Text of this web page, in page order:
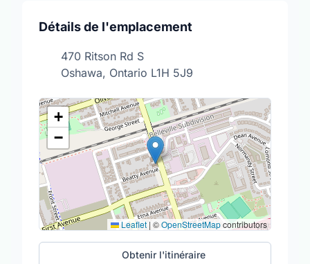
Détails de l'emplacement
470 Ritson Rd S
Oshawa, Ontario L1H 5J9
+
−
Leaflet | ©OpenStreetMapcontributors
Obtenir l'itinéraire